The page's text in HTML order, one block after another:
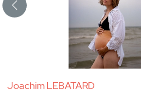
Joachim LEBATARD